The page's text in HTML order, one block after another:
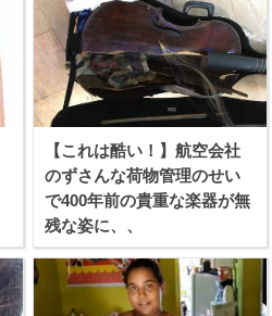
【これは酷い！】航空会社
のずさんな荷物管理のせい
で400年前の貴重な楽器が無
残な姿に、、